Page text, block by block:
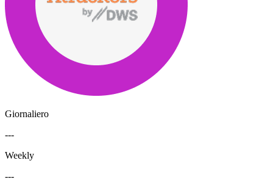
Giornaliero
---
Weekly
---